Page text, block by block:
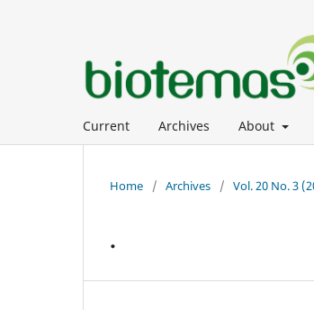
Current Archives About
Home / Archives / Vol. 20 No. 3
.